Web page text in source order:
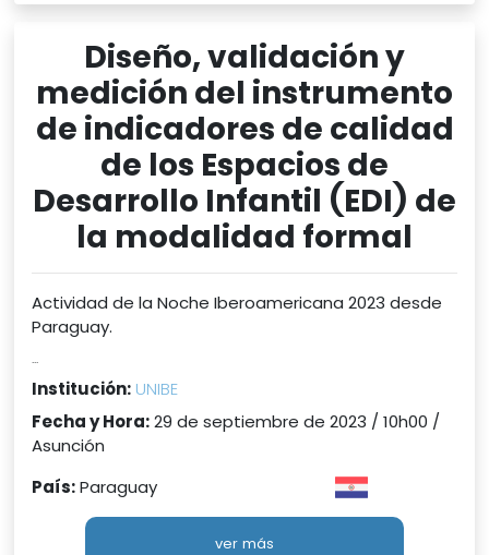
Diseño, validación y
medición del instrumento
de indicadores de calidad
de los Espacios de
Desarrollo Infantil (EDI) de
la modalidad formal
Actividad de la Noche Iberoamericana 2023 desde
Paraguay.
...
Institución: UNIBE
Fecha y Hora:29 de septiembre de 2023 / 10h00 /
Asunción
País:Paraguay
ver más